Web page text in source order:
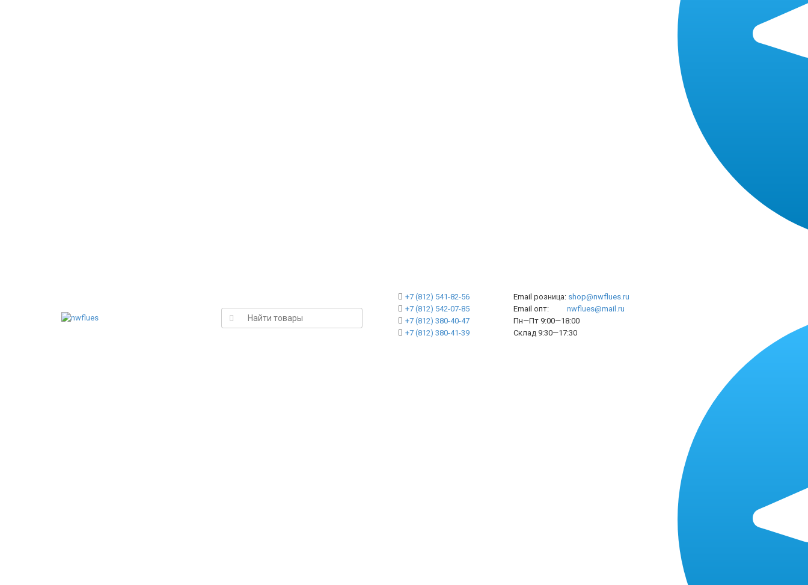
+7 (812) 541-82-56
+7 (812) 542-07-85
+7 (812) 380-40-47
+7 (812) 380-41-39
Email розница: shop@nwflues.ru
Email опт: nwflues@mail.ru
Пн—Пт 9:00—18:00
Склад 9:30—17:30